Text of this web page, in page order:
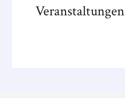
Veranstaltungen